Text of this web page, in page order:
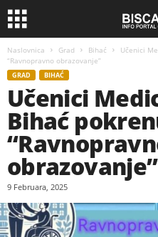
Naslovnica Grad Bihać
Učenici
“Ravnopravno obrazovanje”
GRAD BIHAĆ
Učenici
Bihać
obrazovanje”
9 Februara, 2025